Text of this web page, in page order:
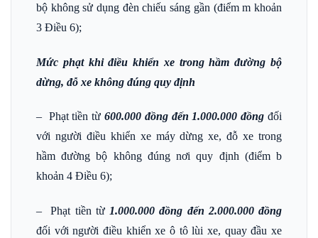
bộ không sử dụng đèn chiếu sáng gần (điểm m khoản
3 Điều 6);
Mức phạt khi điều khiển xe trong hầm đường bộ
dừng, đỗ xe không đúng quy định
– Phạt tiền từ 600.000 đồng đến 1.000.000 đồng đối
với người điều khiển xe máy dừng xe, đỗ xe trong
hầm đường bộ không đúng nơi quy định (điểm b
khoản 4 Điều 6);
– Phạt tiền từ 1.000.000 đồng đến 2.000.000 đồng
đối với người điều khiển xe ô tô lùi xe, quay đầu xe